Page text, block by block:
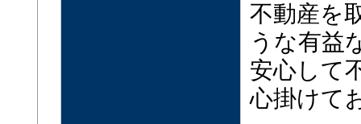
不動産を
うな有益
安心して
心掛けて